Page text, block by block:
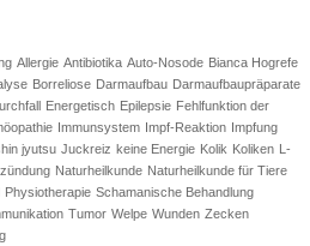
Allergie Antibiotika Auto-Nosode Bianca Hogrefe
Borreliose Darmaufbau Darmaufbaupräparate
Energetisch Epilepsie Fehlfunktion der
Immunsystem Impf-Reaktion Impfung
jyutsu Juckreiz keine Energie Kolik Koliken
L-
Naturheilkunde Naturheilkunde für Tiere
Physiotherapie Schamanische Behandlung
Tumor Welpe Wunden Zecken